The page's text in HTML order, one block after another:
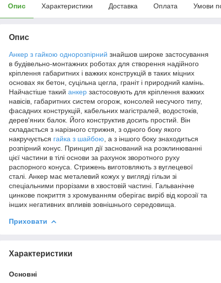
Опис Характеристики Доставка Оплата Умови
Опис
Анкер з гайкою однорозпірний знайшов широке застосування
в будівельно-монтажних роботах для створення надійного
кріплення габаритних і важких конструкцій в таких міцних
основах як бетон, суцільна цегла, граніт і природний камінь.
Найчастіше такий анкер застосовують для кріплення важких
навісів, габаритних систем огорож, консолей несучого типу,
фасадних конструкцій, кабельних магістралей, водостоків,
дерев'яних балок. Його конструктив досить простий. Він
складається з нарізного стрижня, з одного боку якого
накручується гайка з шайбою , а з іншого боку знаходиться
розпірний конус. Принцип дії заснований на розклинюванні
цієї частини в тілі основи за рахунок зворотного руху
распорного конуса. Стрижень виготовляють з вуглецевої
сталі. Анкер має металевий кожух у вигляді гільзи зі
спеціальними прорізами в хвостовій частині. Гальванічне
цинкове покриття з хромуванням оберігає виріб від корозії та
інших негативних впливів зовнішнього середовища.
Приховати
Характеристики
Основні